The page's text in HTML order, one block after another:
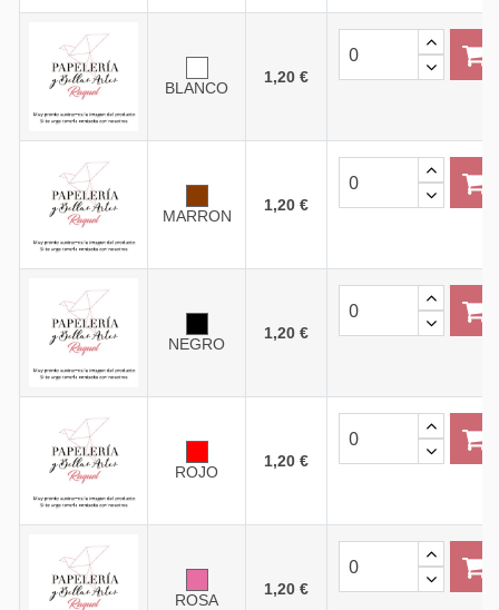
BLANCO
1,20 €
MARRON
1,20 €
NEGRO
1,20 €
ROJO
1,20 €
ROSA
1,20 €